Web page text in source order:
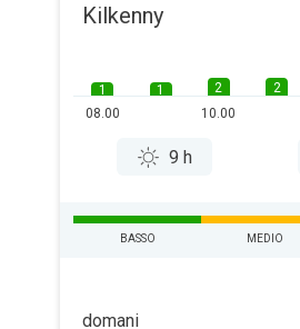
Kilkenny
1
08.00
1
2
10.00
2
9 h
BASSO MEDIO
domani